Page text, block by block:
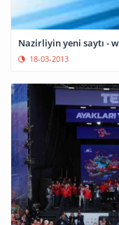
Nazirliyin yeni saytı -
18-03-2013